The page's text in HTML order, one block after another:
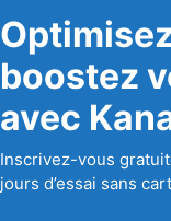
boostez
avec
Inscrivez-vous
jours d’essai sans